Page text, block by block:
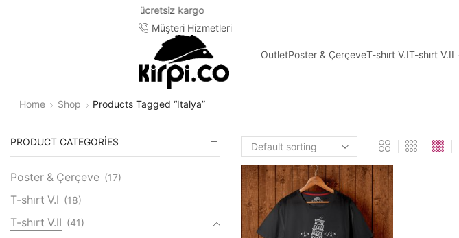
Müşteri Hizmetleri
OutletPoster & ÇerçeveT-shırt V.IT-shırt V.II
Home Shop Products Tagged “italya”
PRODUCT CATEGORIES
Poster & Çerçeve (17)
T-shırt V.I (18)
T-shırt V.II (41)